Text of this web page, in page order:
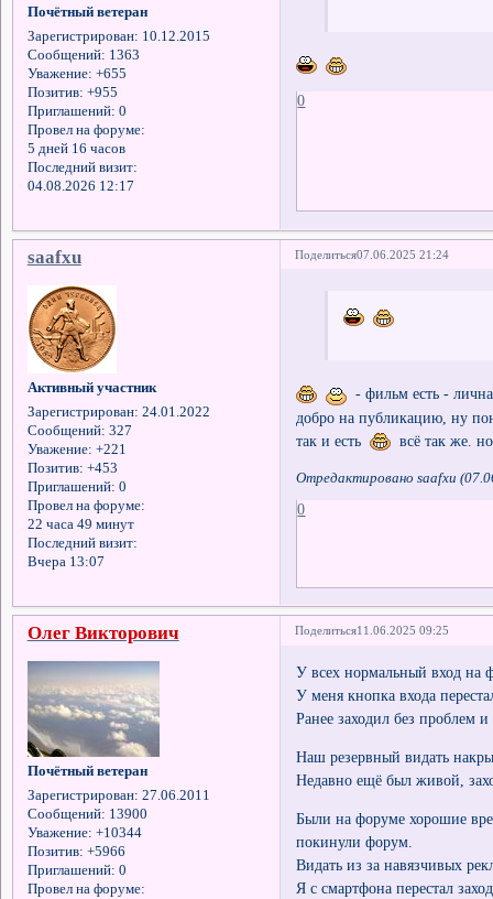
Почётный ветеран
Зарегистрирован: 10.12.2015
Сообщений: 1363
Уважение: +655
Позитив: +955
Приглашений: 0
Провел на форуме:
5 дней 16 часов
Последний визит:
04.08.2026 12:17
0
Поделиться07.06.2025 21:24
saafxu
Активный участник
Зарегистрирован: 24.01.2022
Сообщений: 327
Уважение: +221
Позитив: +453
Приглашений: 0
Провел на форуме:
22 часа 49 минут
Последний визит:
Вчера 13:07
- фильм есть -
добро на публикацию, ну
так и есть
всё так же.
Отредактировано saafxu
0
Поделиться11.06.2025 09:25
Олег Викторович
Почётный ветеран
Зарегистрирован: 27.06.2011
Сообщений: 13900
Уважение: +10344
Позитив: +5966
Приглашений: 0
Провел на форуме:
У всех нормальный вход на
У меня кнопка входа
Ранее заходил без проблем
Наш резервный видать
Недавно ещё был живой,
Были на форуме хорошие
покинули форум.
Видать из за навязчивых
Я с смартфона перестал